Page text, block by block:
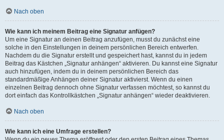
Nach oben
Wie kann ich meinem Beitrag eine Signatur anfügen?
Um eine Signatur an deinen Beitrag anzufügen, musst du zunächst eine
solche in den Einstellungen in deinem persönlichen Bereich entwerfen.
Nachdem du die Signatur erstellt und gespeichert hast, kannst du in jedem
Beitrag das Kästchen „Signatur anhängen“ aktivieren. Du kannst eine Signatur
auch hinzufügen, indem du in deinem persönlichen Bereich das
standardmäßige Anhängen deiner Signatur aktivierst. Wenn du einen
einzelnen Beitrag dennoch ohne Signatur verfassen möchtest, so kannst du
dort einfach das Kontrollkästchen „Signatur anhängen“ wieder deaktivieren.
Nach oben
Wie kann ich eine Umfrage erstellen?